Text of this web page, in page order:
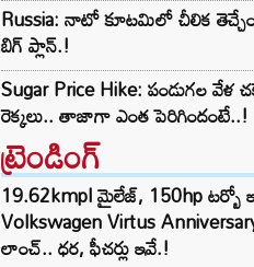
Russia: నాటో కూటమిలో చీలిక
బిగ్ ప్లాన్.!
Sugar Price Hike: పండుగల వేళ
రెక్కలు.. తాజాగా ఎంత పెరిగిందంటే..!
ట్రెండింగ్‌
19.62kmpl మైలేజ్, 150hp టర్బో
Volkswagen Virtus
లాంచ్.. ధర, ఫీచర్లు ఇవే.!